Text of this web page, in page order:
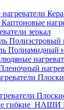
Каптоновые
зеркал
Полиэстровый
Полиамидный